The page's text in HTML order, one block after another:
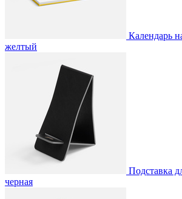
Календарь
желтый
Подставка
черная